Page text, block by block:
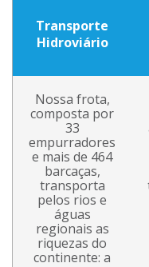
Transporte
Hidroviário
Nossa frota,
composta por
33
empurradores
e mais de 464
barcaças,
transporta
pelos rios e
águas
regionais as
riquezas do
continente: a